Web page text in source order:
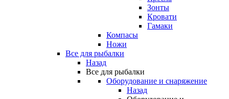
Зонты
Кровати
Гамаки
Компасы
Ножи
Все для рыбалки
Назад
Все для рыбалки
Оборудование и снаряжение
Назад